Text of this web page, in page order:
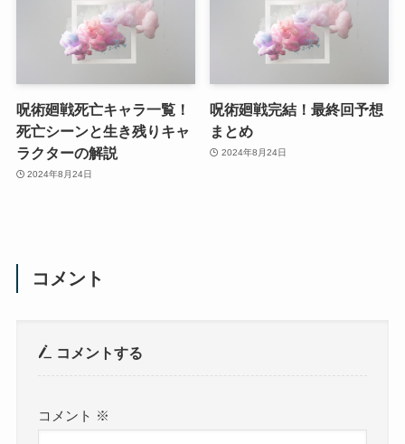
呪術廻戦死亡キャラ一覧！
死亡シーンと生き残りキャ
ラクターの解説
2024年8月24日
呪術廻戦完結！最終回予想
まとめ
2024年8月24日
コメント
コメントする
コメント ※